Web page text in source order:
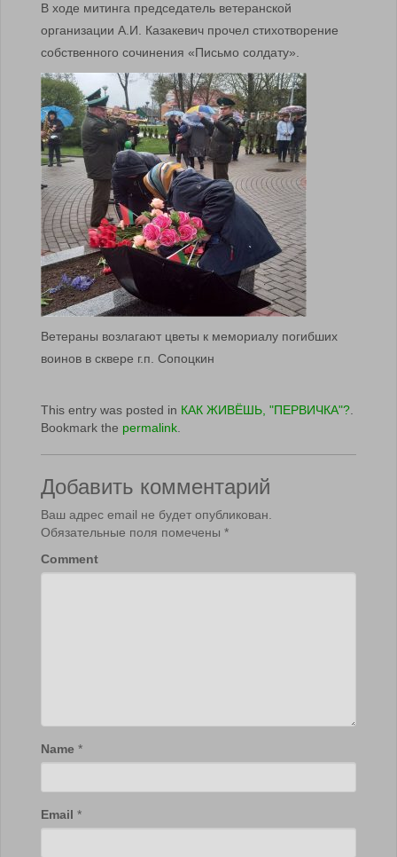
В ходе митинга председатель ветеранской
организации А.И. Казакевич прочел стихотворение
собственного сочинения «Письмо солдату».
Ветераны возлагают цветы к мемориалу погибших
воинов в сквере г.п. Сопоцкин
This entry was posted in КАК ЖИВЁШЬ, "ПЕРВИЧКА"?
Bookmark the permalink
Добавить комментарий
Ваш адрес email не будет опубликован.
Обязательные поля помечены *
Comment
Name *
Email *